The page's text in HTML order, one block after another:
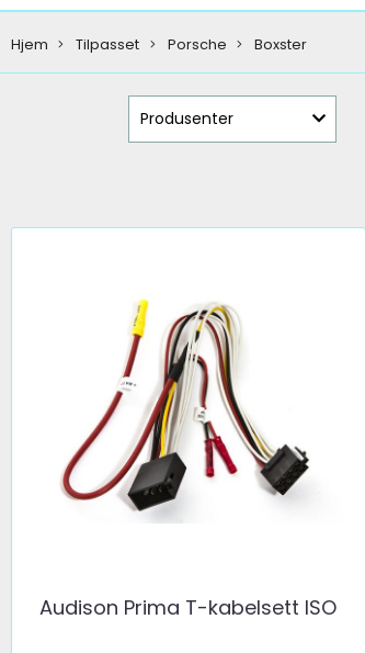
Hjem Tilpasset Porsche Boxster
Produsenter
Audison Prima T-kabelsett ISO